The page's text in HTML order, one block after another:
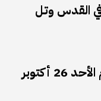
القدس وتل
بدء التوقيت الشتوي في البلاد يوم الأحد 26 أكتوبر